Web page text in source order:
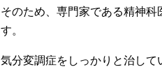
そのため、専門家である精神
す。
気分変調症をしっかりと治して